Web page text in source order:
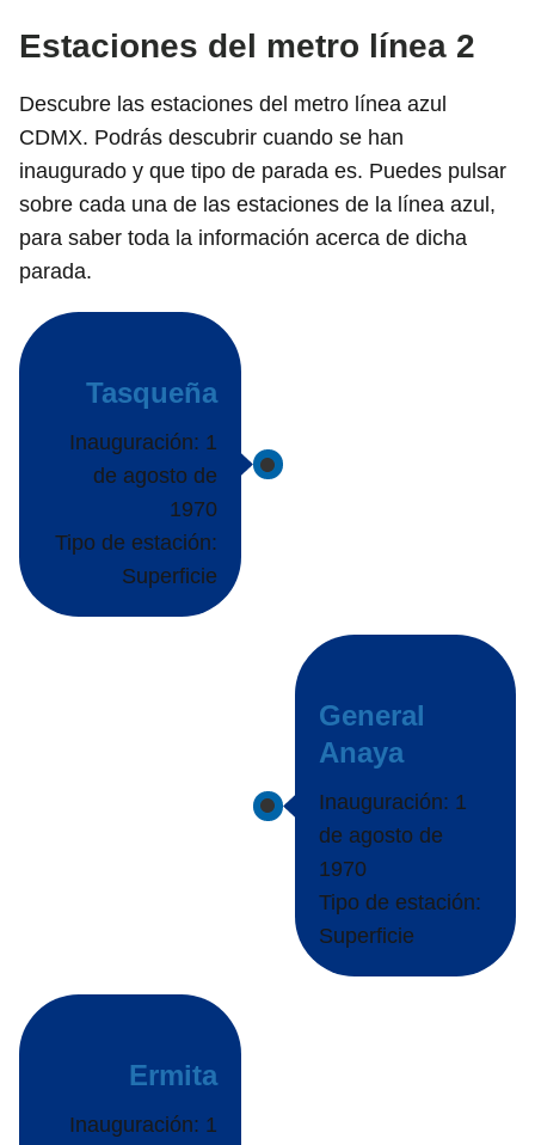
Estaciones del metro línea 2
Descubre las estaciones del metro línea azul
CDMX. Podrás descubrir cuando se han
inaugurado y que tipo de parada es. Puedes pulsar
sobre cada una de las estaciones de la línea azul,
para saber toda la información acerca de dicha
parada.
Tasqueña
Inauguración: 1
de agosto de
1970
Tipo de estación:
Superficie
General
Anaya
Inauguración: 1
de agosto de
1970
Tipo de estación:
Superficie
Ermita
Inauguración: 1